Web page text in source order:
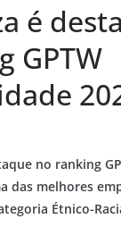
é
GPTW
no ranking
das melhores
Étnico-